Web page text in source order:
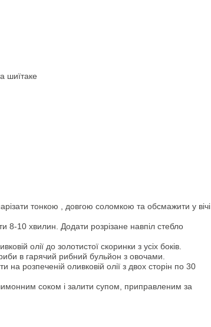
шиїтаке
тонкою , довгою соломкою та обсмажити у вічі
8-10 хвилин. Додати розрізане навпіл стебло
олії до золотистої скоринки з усіх боків.
в гарячий рибний бульйон з овочами.
розпеченій оливковій олії з двох сторін по 30
соком і залити супом, приправленим за